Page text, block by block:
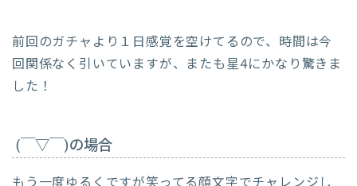
前回のガチャより１日感覚を空けてるので、時間は今
回関係なく引いていますが、またも星4にかなり驚きま
した！
(￣▽￣)の場合
もう一度ゆるくですが笑ってる顔文字でチャレンジし